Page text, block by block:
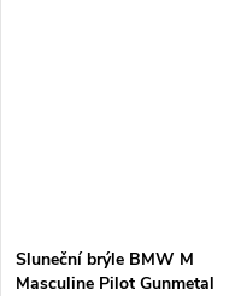
Sluneční brýle BMW M
Masculine Pilot Gunmetal